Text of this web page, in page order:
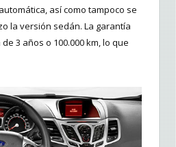
así como tampoco se
la versión sedán. La garantía
3 años o 100.000 km, lo que